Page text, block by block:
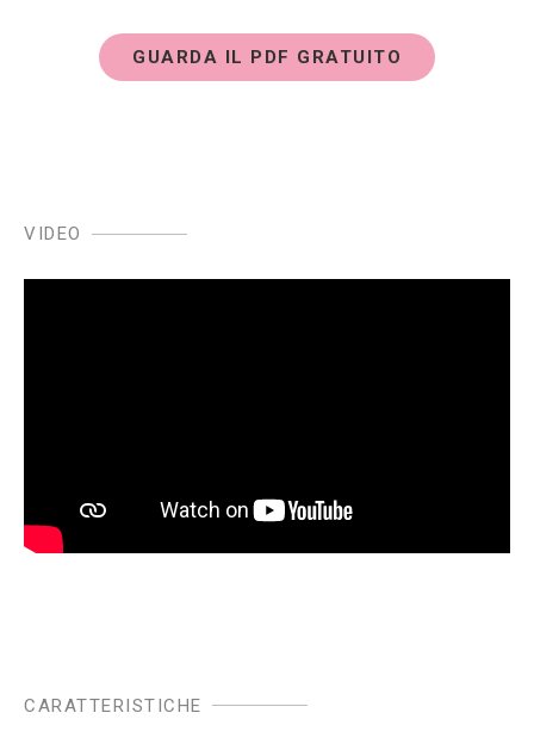
GUARDA IL PDF GRATUITO
VIDEO
CARATTERISTICHE